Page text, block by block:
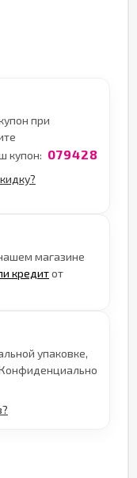
при
купон: 079428
магазине
кредитот
упаковке,